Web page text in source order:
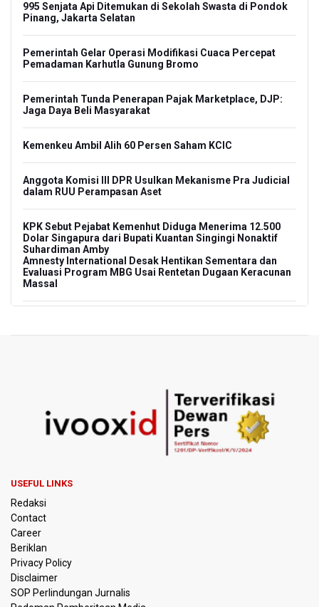
995 Senjata Api Ditemukan di Sekolah Swasta di Pondok
Pinang, Jakarta Selatan
Pemerintah Gelar Operasi Modifikasi Cuaca Percepat
Pemadaman Karhutla Gunung Bromo
Pemerintah Tunda Penerapan Pajak Marketplace, DJP:
Jaga Daya Beli Masyarakat
Kemenkeu Ambil Alih 60 Persen Saham KCIC
Anggota Komisi III DPR Usulkan Mekanisme Pra Judicial
dalam RUU Perampasan Aset
KPK Sebut Pejabat Kemenhut Diduga Menerima 12.500
Dolar Singapura dari Bupati Kuantan Singingi Nonaktif
Suhardiman Amby
Amnesty International Desak Hentikan Sementara dan
Evaluasi Program MBG Usai Rentetan Dugaan Keracunan
Massal
DPR Pastikan Tak Ada Surpres Pergantian Kapolri
Pemerintah Tambah Penempatan Dana SAL di Himbara
OJK Wajibkan Pindar Serahkan Data Transaksi
di Srikandi Merdeka Cup 2026
Aldila dan Janice Berlaga di Sektor Ganda WTA 1000
Toronto dengan Partner Berbeda
USEFUL LINKS
Redaksi
Contact
Career
Beriklan
Privacy Policy
Disclaimer
SOP Perlindungan Jurnalis